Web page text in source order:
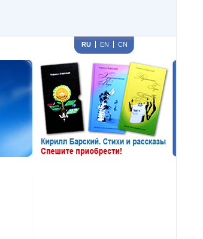
RU EN CN